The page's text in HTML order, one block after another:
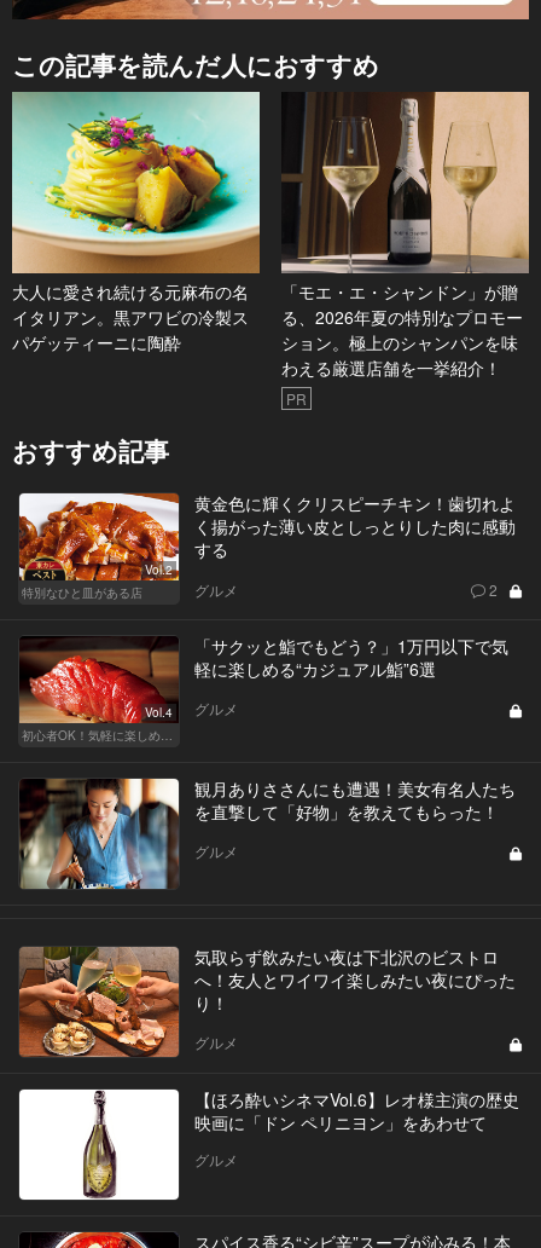
この記事を読んだ人におすすめ
大人に愛され続ける元麻布の名
イタリアン。黒アワビの冷製ス
パゲッティーニに陶酔
「モエ・エ・シャンドン」が贈
る、2026年夏の特別なプロモー
ション。極上のシャンパンを味
わえる厳選店舗を一挙紹介！
PR
おすすめ記事
Vol.2
特別なひと皿がある店
黄金色に輝くクリスピーチキン！歯切れよ
く揚がった薄い皮としっとりした肉に感動
する
グルメ 2
Vol.4
初心者OK！気軽に楽しめる鮨の人気店
「サクッと鮨でもどう？」1万円以下で気
軽に楽しめる“カジュアル鮨”6選
グルメ
観月ありささんにも遭遇！美女有名人たち
を直撃して「好物」を教えてもらった！
グルメ
気取らず飲みたい夜は下北沢のビストロ
へ！友人とワイワイ楽しみたい夜にぴった
り！
グルメ
【ほろ酔いシネマVol.6】レオ様主演の歴史
映画に「ドン ペリニヨン」をあわせて
グルメ
スパイス香る“シビ辛”スープが沁みる！本